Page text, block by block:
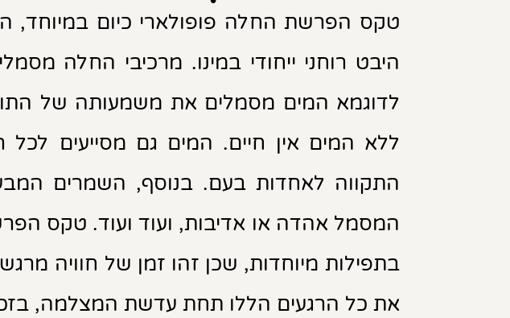
טקס הפרשת החלה פופולארי כיום במיוחד,
היבט רוחני ייחודי במינו. מרכיבי החלה
לדוגמא המים מסמלים את משמעותה של
ללא המים אין חיים. המים גם מסייעים
התקווה לאחדות בעם. בנוסף, השמרים
המסמל אהדה או אדיבות, ועוד ועוד. טקס
בתפילות מיוחדות, שכן זהו זמן של חוויה
את כל הרגעים הללו תחת עדשת המצלמה,